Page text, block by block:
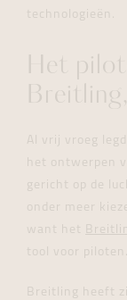
technologieën.
Het
Al vrij vroeg
het ontwerpen
gericht op de
onder meer
want het
tool voor piloten.
Breitling heeft